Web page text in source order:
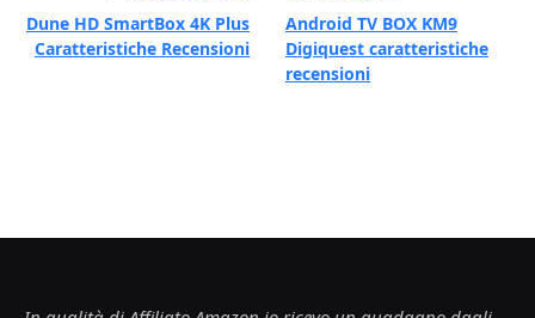
Dune HD SmartBox 4K Plus
Caratteristiche Recensioni
Android TV BOX KM9
Digiquest caratteristiche
recensioni